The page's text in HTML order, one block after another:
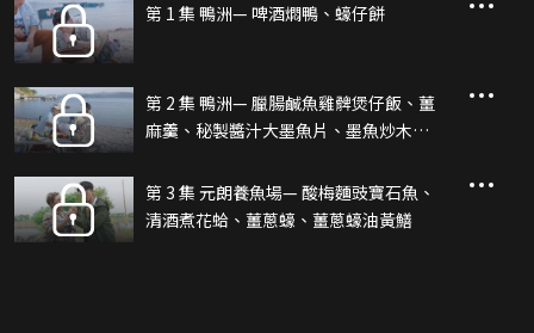
第 1 集 鴨洲— 啤酒燜鴨、蠔仔餅
第 2 集 鴨洲— 臘腸鹹魚雞髀煲仔飯、薑
麻羹、秘製醬汁大墨魚片、墨魚炒木瓜
第 3 集 元朗養魚場— 酸梅麵豉寶石魚、
清酒煮花蛤、薑蔥蠔、薑蔥蠔油黃鱔